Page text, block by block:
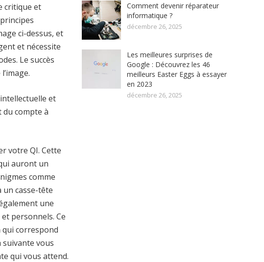
critique et
ci-dessus, et
et nécessite
Le succès
et
du compte à
votre QI. Cette
auront un
comme
un casse-tête
une
personnels. Ce
correspond
suivante vous
qui vous attend.
Comment devenir réparateur
informatique ?
décembre 26, 2025
Les meilleures surprises de
Google : Découvrez les 46
meilleurs Easter Eggs à essayer
en 2023
décembre 26, 2025